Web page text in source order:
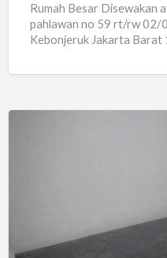
Rumah Besar Disewakan
pahlawan no 59 rt/rw 02/
Kebonjeruk Jakarta Barat